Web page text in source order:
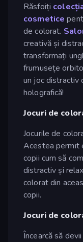
Răsfoiți
cosmetice
de colorat.
creativă și
transformați
frumusețe
un joc distractiv
holografică!
Jocuri de
Jocurile de
Acestea permit
copii cum să
distractiv și
colorat din
copii.
Jocuri de
Încearcă să